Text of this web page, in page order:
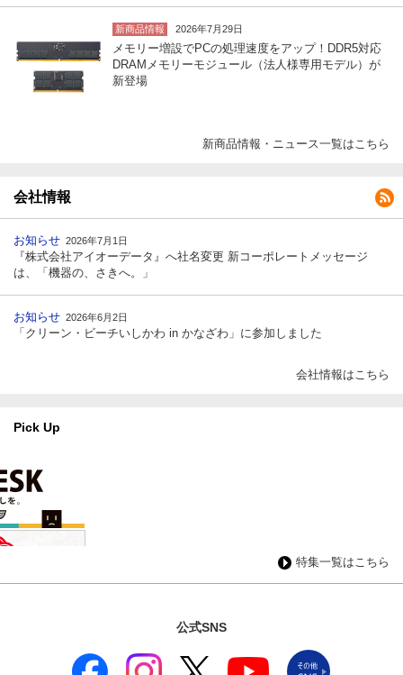
新商品情報 2026年7月29日
メモリー増設でPCの処理速度をアップ！DDR5対応
DRAMメモリーモジュール（法人様専用モデル）が
新登場
新商品情報・ニュース一覧はこちら
会社情報
お知らせ 2026年7月1日
『株式会社アイオーデータ』へ社名変更 新コーポレートメッセージ
は、「機器の、さきへ。」
お知らせ 2026年6月2日
「クリーン・ビーチいしかわ in かなざわ」に参加しました
会社情報はこちら
Pick Up
特集一覧はこちら
公式SNS